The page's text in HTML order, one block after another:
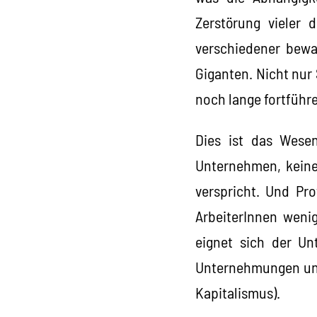
Zerstörung vieler
verschiedener
Giganten. Nicht
noch lange
Dies ist das
Unternehmen,
verspricht. Und
ArbeiterInnen
eignet sich der
Unternehmungen
Kapitalismus).